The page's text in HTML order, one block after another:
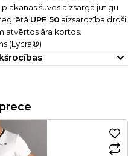
šuves aizsargā jutīgu
UPF 50 aizsardzība droši
atvērtos āra kortos.
(Lycra®)